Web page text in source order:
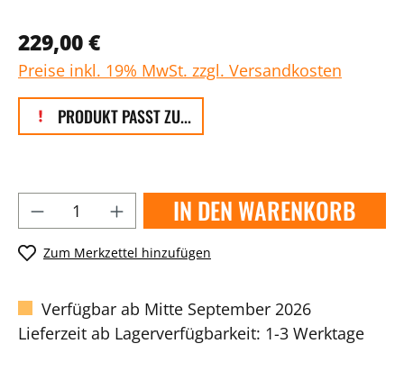
229,00 €
Preise inkl. 19% MwSt. zzgl. Versandkosten
PRODUKT PASST ZU...
IN DEN WARENKORB
Zum Merkzettel hinzufügen
Verfügbar ab Mitte September 2026
Lieferzeit ab Lagerverfügbarkeit: 1-3 Werktage